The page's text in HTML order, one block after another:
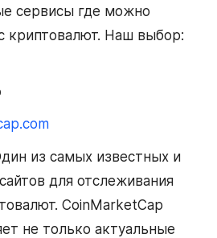
сервисы где можно
криптовалют. Наш выбор:
из самых известных и
для отслеживания
CoinMarketCap
не только актуальные